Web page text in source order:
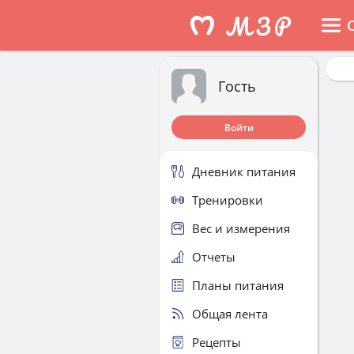
Гость
Войти
Дневник питания
Тренировки
Вес и измерения
Отчеты
Планы питания
Общая лента
Рецепты